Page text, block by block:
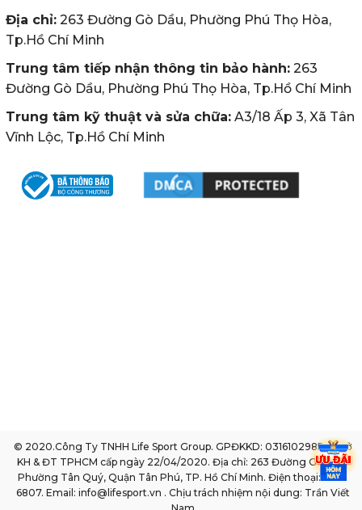
Địa chỉ: 263 Đường Gò Dầu, Phường Phú Thọ Hòa,
Tp.Hồ Chí Minh
Trung tâm tiếp nhận thông tin bảo hành: 263
Đường Gò Dầu, Phường Phú Thọ Hòa, Tp.Hồ Chí Minh
Trung tâm kỹ thuật và sửa chữa: A3/18 Ấp 3, Xã Tân
Vĩnh Lộc, Tp.Hồ Chí Minh
© 2020.Công Ty TNHH Life Sport Group. GPĐKKD: 0316102985 do sở
KH & ĐT TPHCM cấp ngày 22/04/2020. Địa chỉ: 263 Đường Gò Dầu,
Phường Tân Quý, Quận Tân Phú, TP. Hồ Chí Minh. Điện thoại: 1800
6807. Email: info@lifesport.vn . Chịu trách nhiệm nội dung: Trần Viết